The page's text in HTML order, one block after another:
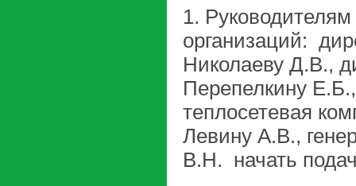
1.
организаций:
Николаеву Д.В.,
Перепелкину
теплосетевая
Левину А.В.,
В.Н. начать